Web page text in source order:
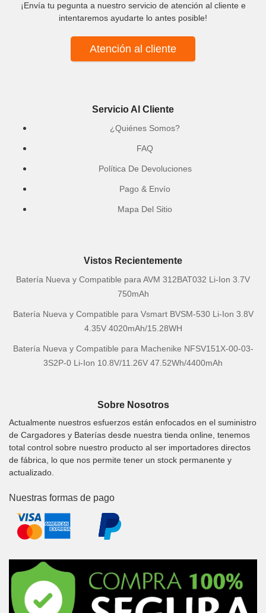
¡Envía tu pegunta a nuestro servicio de atención al cliente e
intentaremos ayudarte lo antes posible!
Atención al cliente
Servicio Al Cliente
¿Quiénes Somos?
FAQ
Política De Devoluciones
Pago & Envío
Mapa Del Sitio
Vistos Recientemente
Batería Nueva y Compatible para AVM 312BAT032 Li-Ion 3.7V
750mAh
Batería Nueva y Compatible para Vsmart BVSM-530 Li-Ion 3.8V
4.35V 4020mAh/15.28WH
Batería Nueva y Compatible para Machenike NFSV151X-00-03-
3S2P-0 Li-Ion 10.8V/11.26V 47.52Wh/4400mAh
Sobre Nosotros
Actualmente nuestros esfuerzos están enfocados en el suministro
de Cargadores y Baterías desde nuestra tienda online, tenemos
total control sobre nuestro producto al ser importadores directos
de fábrica, lo que nos permite tener un stock permanente y
actualizado.
Nuestras formas de pago